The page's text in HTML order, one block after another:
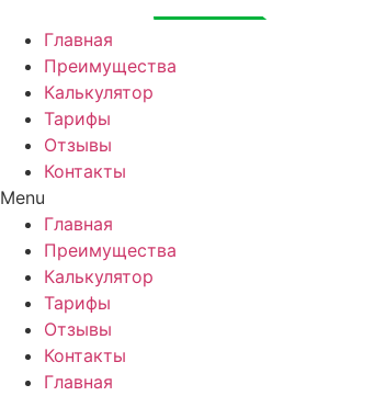
содержимому
Главная
Преимущества
Калькулятор
Тарифы
Отзывы
Контакты
Menu
Главная
Преимущества
Калькулятор
Тарифы
Отзывы
Контакты
Главная